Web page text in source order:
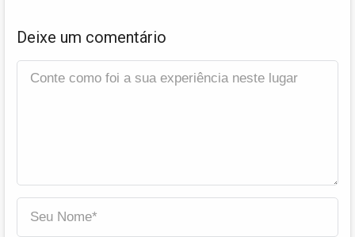
Deixe um comentário